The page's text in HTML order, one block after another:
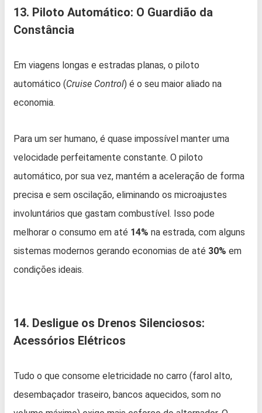
13. Piloto Automático: O Guardião da
Constância
Em viagens longas e estradas planas, o piloto
automático (Cruise Control) é o seu maior aliado na
economia.
Para um ser humano, é quase impossível manter uma
velocidade perfeitamente constante. O piloto
automático, por sua vez, mantém a aceleração de forma
precisa e sem oscilação, eliminando os microajustes
involuntários que gastam combustível. Isso pode
melhorar o consumo em até 14% na estrada, com alguns
sistemas modernos gerando economias de até 30% em
condições ideais.
14. Desligue os Drenos Silenciosos:
Acessórios Elétricos
Tudo o que consome eletricidade no carro (farol alto,
desembaçador traseiro, bancos aquecidos, som no